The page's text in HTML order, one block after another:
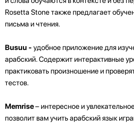
Rosetta Stone также предлагает
письма и чтения.
Busuu - удобное приложение для
арабский. Содержит интерактивные
практиковать произношение и
тестов.
Memrise– интересное и
позволит вам учить арабский язык